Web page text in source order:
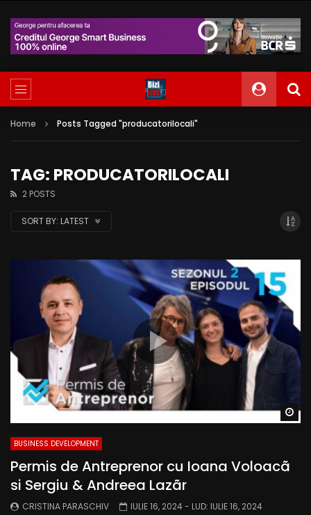
Home Posts Tagged "producatorilocali"
TAG: PRODUCATORILOCALI
2 POSTS
SORT BY: LATEST
BUSINESS DEVELOPMENT
Permis de Antreprenor cu Ioana Voloacã
si Sergiu & Andreea Lazãr
CRISTINA PARASCHIV IULIE 16, 2024- LUD: IULIE 16, 2024